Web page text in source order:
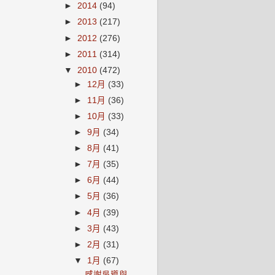
► 2014 (94)
► 2013 (217)
► 2012 (276)
► 2011 (314)
▼ 2010 (472)
► 12月 (33)
► 11月 (36)
► 10月 (33)
►9月 (34)
►8月 (41)
►7月 (35)
►6月 (44)
►5月 (36)
►4月 (39)
►3月 (43)
► 2月 (31)
▼ 1月 (67)